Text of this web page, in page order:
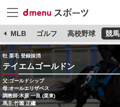
MLB ゴルフ 高校野球 競馬
牡 栗毛 登録抹消
テイエムゴールドン
父:ゴールドシップ
母:オールエリザベス
調教師:木原 一良 (栗東)
馬主:竹園 正繼